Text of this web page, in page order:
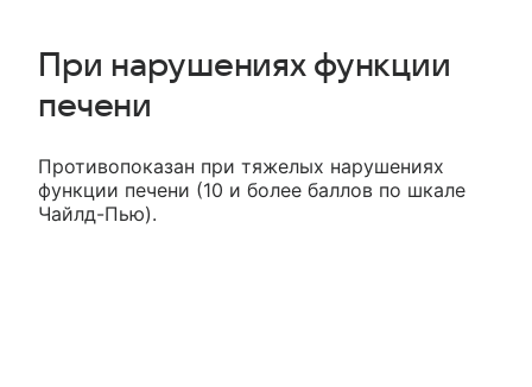
При нарушениях функции
печени
Противопоказан при тяжелых нарушениях
функции печени (10 и более баллов по шкале
Чайлд-Пью).